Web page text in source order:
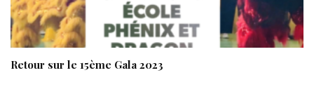
Retour sur le 15ème Gala 2023